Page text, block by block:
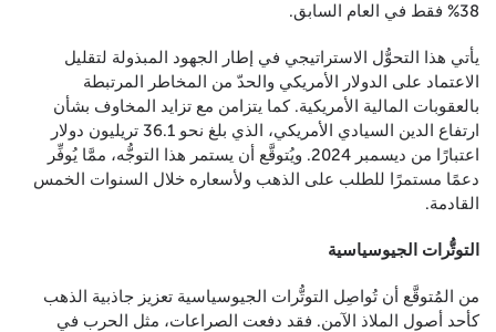
38% فقط في العام السابق.
يأتي هذا التحوُّل الاستراتيجي في إطار الجهود المبذولة لتقليل
الاعتماد على الدولار الأمريكي والحدّ من المخاطر المرتبطة
بالعقوبات المالية الأمريكية. كما يتزامن مع تزايد المخاوف بشأن
ارتفاع الدين السيادي الأمريكي، الذي بلغ نحو 36.1 تريليون دولار
اعتبارًا من ديسمبر 2024. ويُتوقَّع أن يستمر هذا التوجُّه، ممَّا يُوفِّر
دعمًا مستمرًا للطلب على الذهب ولأسعاره خلال السنوات الخمس
القادمة.
التوتُّرات الجيوسياسية
من المُتوقَّع أن تُواصِل التوتُّرات الجيوسياسية تعزيز جاذبية الذهب
كأحد أصول الملاذ الآمن. فقد دفعت الصراعات، مثل الحرب في